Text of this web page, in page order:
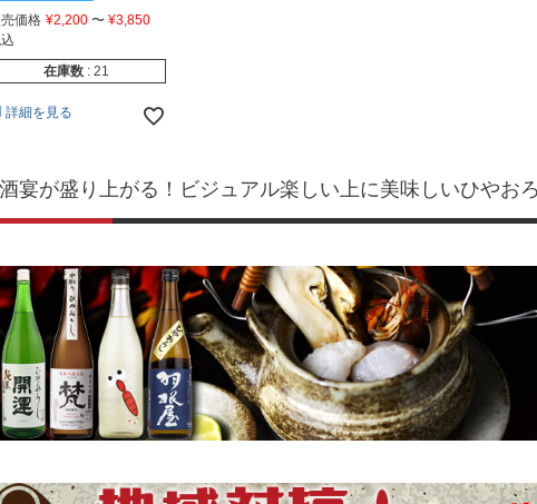
価格 ¥2,200 〜 ¥3,850
在庫数
21
詳細を見る
宴が盛り上がる！ビジュアル楽しい上に美味しいひやお